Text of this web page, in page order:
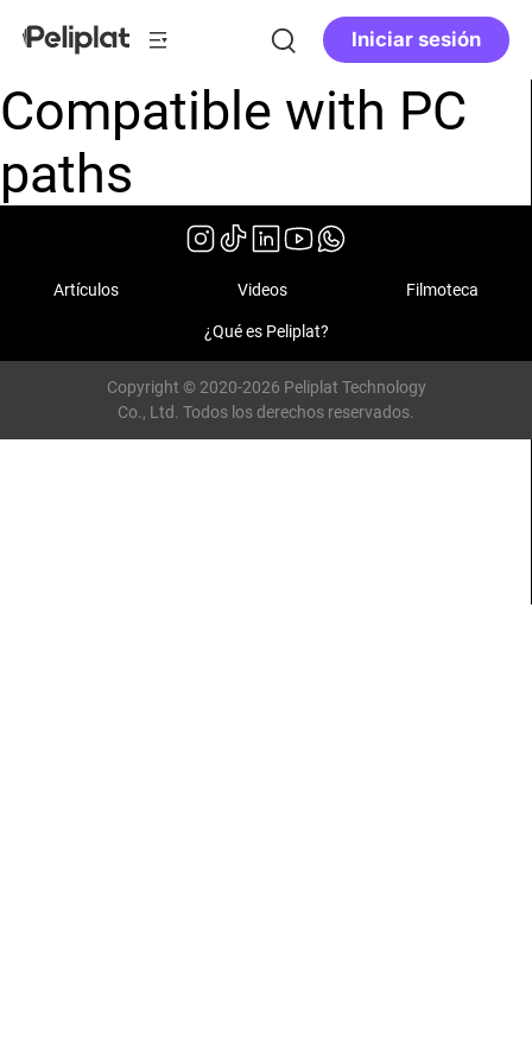
Iniciar sesión
Compatible with PC
paths
Artículos Videos Filmoteca
¿Qué es Peliplat?
Copyright © 2020-2026 Peliplat Technology
Co., Ltd. Todos los derechos reservados.